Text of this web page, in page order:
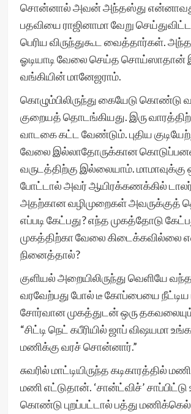
சொன்னால் அவன் அந்தஸ்து
பதவியை ராஜினாமா வேறு
பெரிய விருந்துகூட வைத்தார்கள். அந்த
ஓடியாடி வேலை செய்த சொய்ஸாதான்
வங்கியின் மானேஜராம்.
கொழும்பிலிருந்து கையேடு கொண்டு
குறையத் தொடங்கியது. இரு
வாடகை கட்ட வேண்டும். புதிய
வேலை இல்லாதோருக்கான
வருடத்திற்கு இல்லையாம்.
போட்டால் அவர் ஆயிரக்கணக்கில் டாலர்
அதற்கான வழிமுறைகள் அவருக்குத்
எப்படி கேட்பது? எந்த முகத்தோடு
முகத்திற்கா வேலை கிடைக்கவில்லை
நினைத்தால்?
குளியல் அறையிலிருந்து வெளியே
வரவேற்பது போல் டீ கோப்பையை
சோர்வான முகத்துடன் ஒரு
“சிட்டி நெட் கபீரியில் ஜாப் விஷயமா
மணிக்கு வரச் சொன்னார்.”
சுவரில் மாட்டியிருந்த கடிகாரத்தில்
மணி எட்டுதான். ‘சான்ட்விச்’ சாப்பிட்டு
கொண்டு புறப்பட்டால் பத்து